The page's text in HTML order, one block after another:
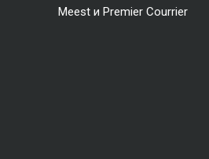
Meest и Premier Courrier